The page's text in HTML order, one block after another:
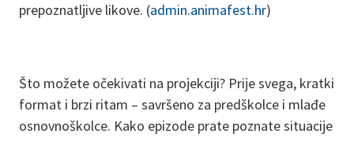
prepoznatljive likove. (admin.animafest.hr)
Što možete očekivati na projekciji? Prije svega, kratki
format i brzi ritam – savršeno za predškolce i mlađe
osnovnoškolce. Kako epizode prate poznate situacije